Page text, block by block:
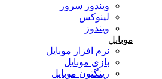
ویندوز سرور
لینوکس
ویندوز
موبایل
نرم افزار موبایل
بازی موبایل
رینگتون موبایل